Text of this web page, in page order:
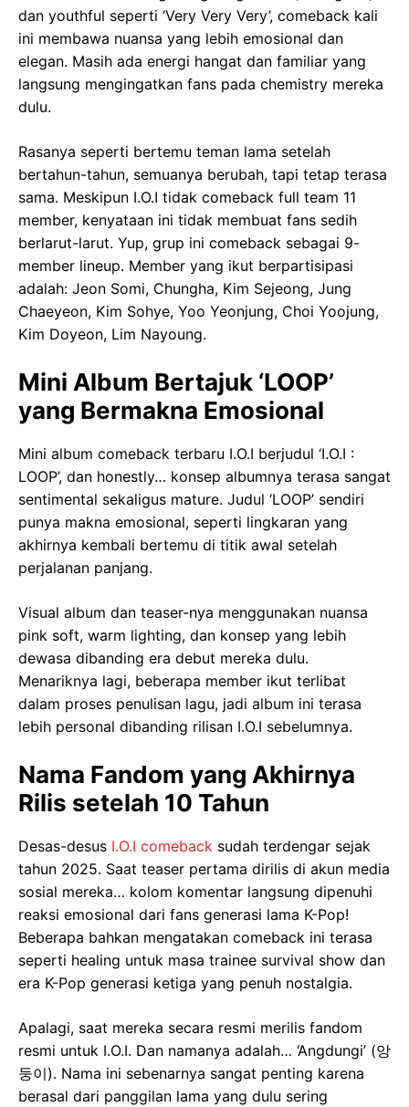
dan youthful seperti ‘Very Very Very’, comeback kali
ini membawa nuansa yang lebih emosional dan
elegan. Masih ada energi hangat dan familiar yang
langsung mengingatkan fans pada chemistry mereka
dulu.
Rasanya seperti bertemu teman lama setelah
bertahun-tahun, semuanya berubah, tapi tetap terasa
sama. Meskipun I.O.I tidak comeback full team 11
member, kenyataan ini tidak membuat fans sedih
berlarut-larut. Yup, grup ini comeback sebagai 9-
member lineup. Member yang ikut berpartisipasi
adalah: Jeon Somi, Chungha, Kim Sejeong, Jung
Chaeyeon, Kim Sohye, Yoo Yeonjung, Choi Yoojung,
Kim Doyeon, Lim Nayoung.
Mini Album Bertajuk ‘LOOP’
yang Bermakna Emosional
Mini album comeback terbaru I.O.I berjudul ‘I.O.I :
LOOP’, dan honestly… konsep albumnya terasa sangat
sentimental sekaligus mature. Judul ‘LOOP’ sendiri
punya makna emosional, seperti lingkaran yang
akhirnya kembali bertemu di titik awal setelah
perjalanan panjang.
Visual album dan teaser-nya menggunakan nuansa
pink soft, warm lighting, dan konsep yang lebih
dewasa dibanding era debut mereka dulu.
Menariknya lagi, beberapa member ikut terlibat
dalam proses penulisan lagu, jadi album ini terasa
lebih personal dibanding rilisan I.O.I sebelumnya.
Nama Fandom yang Akhirnya
Rilis setelah 10 Tahun
Desas-desus I.O.I comeback sudah terdengar sejak
tahun 2025. Saat teaser pertama dirilis di akun media
sosial mereka… kolom komentar langsung dipenuhi
reaksi emosional dari fans generasi lama K-Pop!
Beberapa bahkan mengatakan comeback ini terasa
seperti healing untuk masa trainee survival show dan
era K-Pop generasi ketiga yang penuh nostalgia.
Apalagi, saat mereka secara resmi merilis fandom
resmi untuk I.O.I. Dan namanya adalah… ‘Angdungi’ (앙
둥이). Nama ini sebenarnya sangat penting karena
berasal dari panggilan lama yang dulu sering